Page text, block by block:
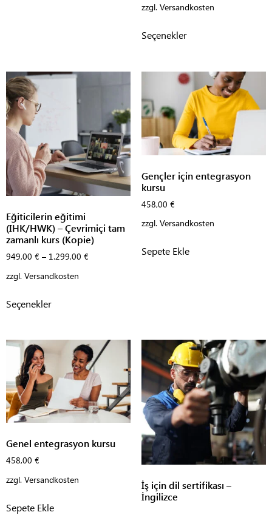
zzgl. Versandkosten
Seçenekler
Eğiticilerin eğitimi
(IHK/HWK) – Çevrimiçi tam
zamanlı kurs (Kopie)
949,00 € – 1.299,00 €
zzgl. Versandkosten
Seçenekler
Gençler için entegrasyon
kursu
458,00 €
zzgl. Versandkosten
Sepete Ekle
Genel entegrasyon kursu
458,00 €
zzgl. Versandkosten
Sepete Ekle
İş için dil sertifikası –
İngilizce